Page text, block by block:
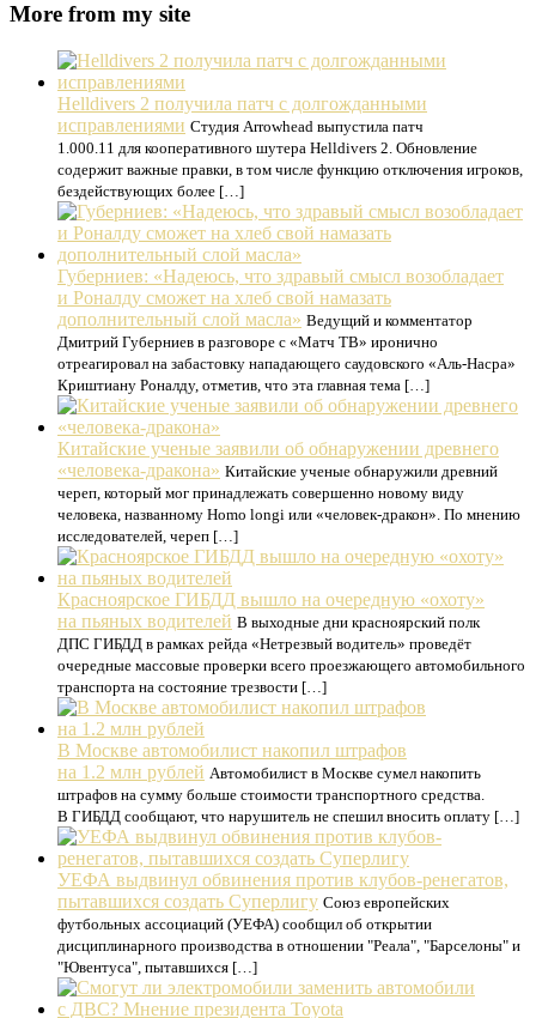
More from my site
Helldivers 2 получила патч с долгожданными
исправлениями Студия Arrowhead выпустила патч
1.000.11 для кооперативного шутера Helldivers 2. Обновление
содержит важные правки, в том числе функцию отключения игроков,
бездействующих более […]
Губерниев: «Надеюсь, что здравый смысл возобладает
и Роналду сможет на хлеб свой намазать
дополнительный слой масла» Ведущий и комментатор
Дмитрий Губерниев в разговоре с «Матч ТВ» иронично
отреагировал на забастовку нападающего саудовского «Аль‑Насра»
Криштиану Роналду, отметив, что эта главная тема […]
Китайские ученые заявили об обнаружении древнего
«человека-дракона» Китайские ученые обнаружили древний
череп, который мог принадлежать совершенно новому виду
человека, названному Homo longi или «человек-дракон». По мнению
исследователей, череп […]
Красноярское ГИБДД вышло на очередную «охоту»
на пьяных водителей В выходные дни красноярский полк
ДПС ГИБДД в рамках рейда «Нетрезвый водитель» проведёт
очередные массовые проверки всего проезжающего автомобильного
транспорта на состояние трезвости […]
В Москве автомобилист накопил штрафов
на 1.2 млн рублей Автомобилист в Москве сумел накопить
штрафов на сумму больше стоимости транспортного средства.
В ГИБДД сообщают, что нарушитель не спешил вносить оплату […]
УЕФА выдвинул обвинения против клубов-ренегатов,
пытавшихся создать Суперлигу Союз европейских
футбольных ассоциаций (УЕФА) сообщил об открытии
дисциплинарного производства в отношении "Реала", "Барселоны" и
"Ювентуса", пытавшихся […]